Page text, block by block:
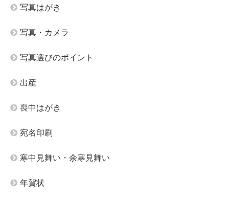
写真はがき
写真・カメラ
写真選びのポイント
出産
喪中はがき
宛名印刷
寒中見舞い・余寒見舞い
年賀状